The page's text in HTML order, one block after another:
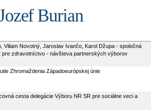
Burian
Viliam Novotný, Jaroslav Ivančo, Karol Džupa - spoločná
pre zdravotníctvo - návšteva partnerských výborov
Zhromaždenia Západoeurópskej únie
cesta delegácie Výboru NR SR pre sociálne veci a